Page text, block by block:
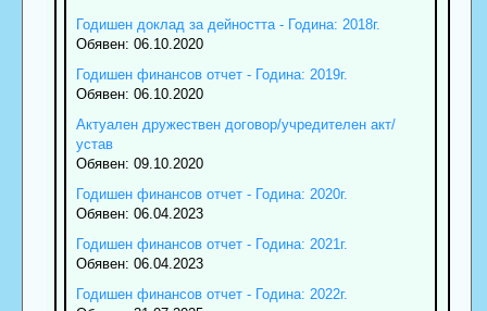
Годишен доклад за дейността - Година: 2018г.
Обявен: 06.10.2020
Годишен финансов отчет - Година: 2019г.
Обявен: 06.10.2020
Актуален дружествен договор/учредителен акт/
устав
Обявен: 09.10.2020
Годишен финансов отчет - Година: 2020г.
Обявен: 06.04.2023
Годишен финансов отчет - Година: 2021г.
Обявен: 06.04.2023
Годишен финансов отчет - Година: 2022г.